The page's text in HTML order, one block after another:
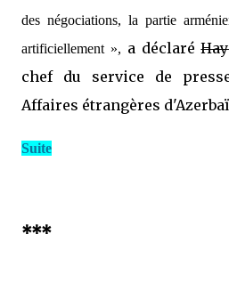
des négociations, la partie
artificiellement », a déclaré
chef du service de
Affaires étrangères
Suite
***